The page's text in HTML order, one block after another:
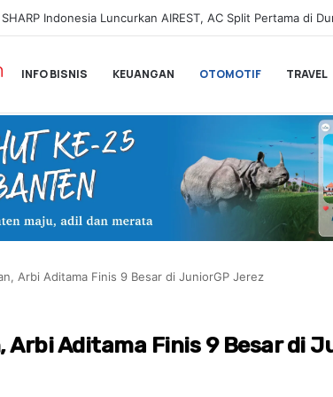
Honda Resmi Buka Pemesanan Honda Super-ONE di
INFO BISNIS KEUANGAN OTOMOTIF TRAVEL
Arbi Aditama Finis 9 Besar di JuniorGP Jerez
Arbi Aditama Finis 9 Besar di